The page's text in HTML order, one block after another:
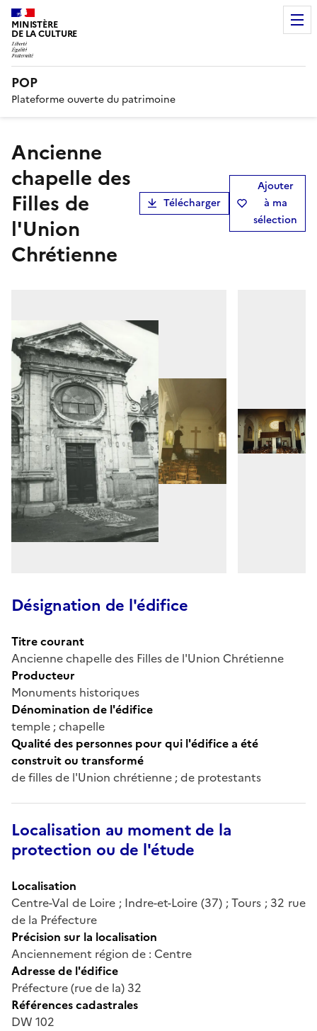
MINISTÈRE
DE LA CULTURE
POP
Plateforme ouverte du patrimoine
Ancienne
chapelle des
Filles de
l'Union
Chrétienne
Télécharger
Ajouter
à ma
sélection
Désignation de l'édifice
Titre courant
Ancienne chapelle des Filles de l'Union Chrétienne
Producteur
Monuments historiques
Dénomination de l'édifice
temple ; chapelle
Qualité des personnes pour qui l'édifice a été
construit ou transformé
de filles de l'Union chrétienne ; de protestants
Localisation au moment de la
protection ou de l'étude
Localisation
Centre-Val de Loire ; Indre-et-Loire (37) ; Tours ; 32 rue
de la Préfecture
Précision sur la localisation
Anciennement région de : Centre
Adresse de l'édifice
Préfecture (rue de la) 32
Références cadastrales
DW 102